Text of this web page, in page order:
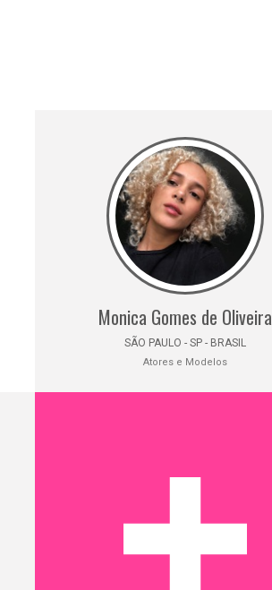
Monica Gomes de Oliveira
SÃO PAULO - SP - BRASIL
Atores e Modelos